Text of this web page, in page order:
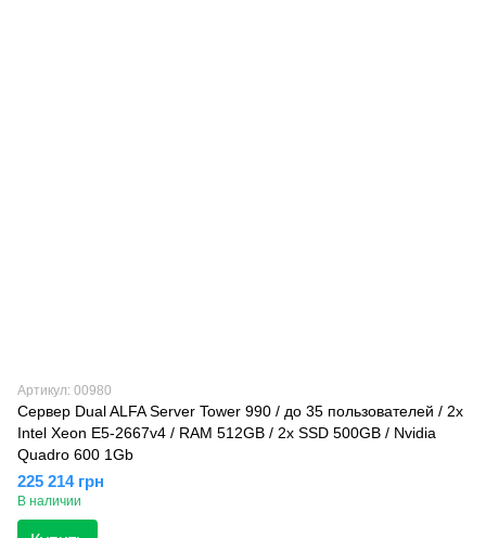
Артикул: 00980
Сервер Dual ALFA Server Tower 990 / до 35 пользователей / 2х
Intel Xeon E5-2667v4 / RAM 512GB / 2x SSD 500GB / Nvidia
Quadro 600 1Gb
225 214 грн
В наличии